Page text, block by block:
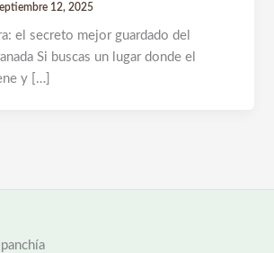
12, 2025
el secreto mejor guardado del
Si buscas un lugar donde el
y […]